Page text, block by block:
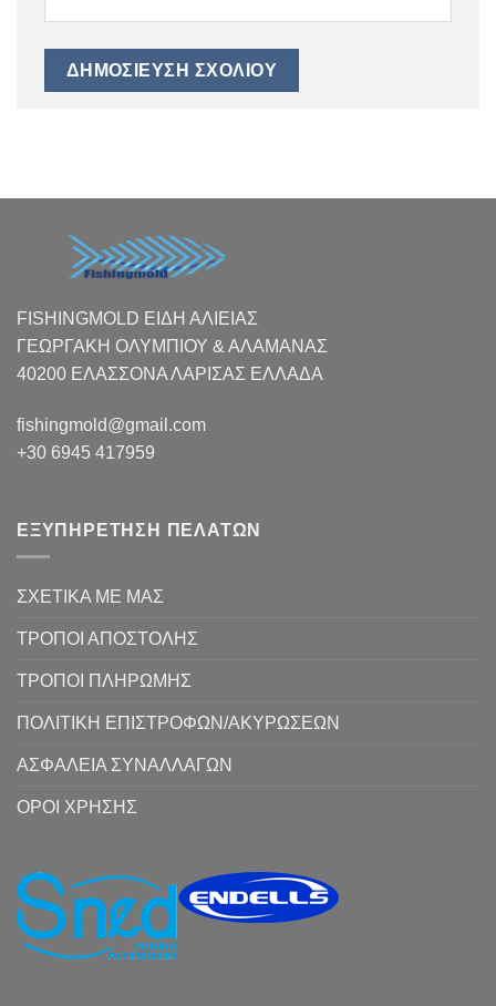
FISHINGMOLD ΕΙΔΗ ΑΛΙΕΙΑΣ
ΓΕΩΡΓΑΚΗ ΟΛΥΜΠΙΟΥ & ΑΛΑΜΑΝΑΣ
40200 ΕΛΑΣΣΟΝΑ ΛΑΡΙΣΑΣ EΛΛΑΔΑ
fishingmold@gmail.com
+30 6945 417959
ΕΞΥΠΗΡΕΤΗΣΗ ΠΕΛΑΤΩΝ
ΣΧΕΤΙΚΑ ΜΕ ΜΑΣ
ΤΡΟΠΟΙ ΑΠΟΣΤΟΛΗΣ
ΤΡΟΠΟΙ ΠΛΗΡΩΜΗΣ
ΠΟΛΙΤΙΚΗ ΕΠΙΣΤΡΟΦΩΝ/ΑΚΥΡΩΣΕΩΝ
ΑΣΦΑΛΕΙΑ ΣΥΝΑΛΛΑΓΩΝ
ΟΡΟΙ ΧΡΗΣΗΣ